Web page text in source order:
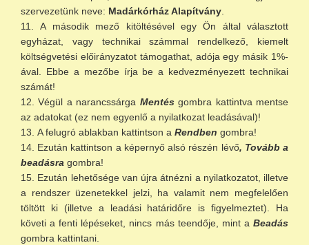
szervezetünk neve: Madárkórház Alapítvány.
A második mező kitöltésével egy Ön által választott
egyházat, vagy technikai számmal rendelkező, kiemelt
költségvetési előirányzatot támogathat, adója egy másik 1%-
ával. Ebbe a mezőbe írja be a kedvezményezett technikai
számát!
Végül a narancssárga Mentésgombra kattintva mentse
az adatokat (ez nem egyenlő a nyilatkozat leadásával)!
A felugró ablakban kattintson a Rendben gombra!
Ezután kattintson a képernyő alsó részén lévő, Tovább a
beadásra gombra!
Ezután lehetősége van újra átnézni a nyilatkozatot, illetve
a rendszer üzenetekkel jelzi, ha valamit nem megfelelően
töltött ki (illetve a leadási határidőre is figyelmeztet). Ha
követi a fenti lépéseket, nincs más teendője, mint a Beadás
gombra kattintani.